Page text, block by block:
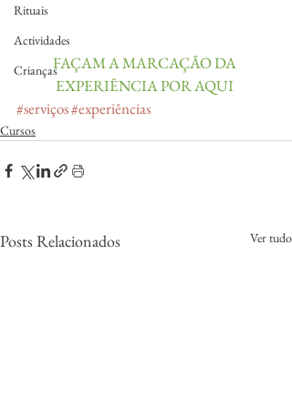
Rituais
Actividades
CriançasFAÇAM A MARCAÇÃO DA
EXPERIÊNCIA POR AQUI
#serviços#experiências
Cursos
Posts Relacionados Ver tudo